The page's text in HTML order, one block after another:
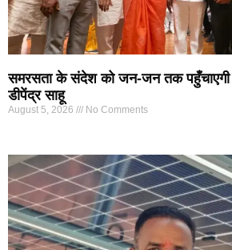
समरसता के संदेश को जन-जन तक पहुँचाएगी
डीपेंद्र साहू
August 5, 2026 No Comments